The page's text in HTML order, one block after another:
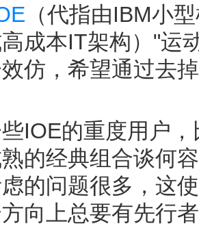
（代指由IBM小
成本IT架构）"运
仿，希望通过去
IOE的重度用户
的经典组合谈何
虑的问题很多，这
向上总要有先行